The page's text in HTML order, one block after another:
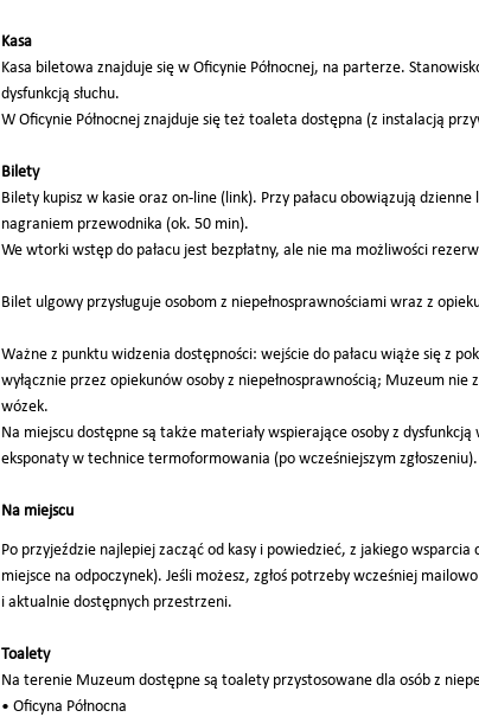
Kasa
Kasa biletowa znajduje się w Oficynie Północnej, na parterze.
dysfunkcją słuchu.
W Oficynie Północnej znajduje się też toaleta dostępna (z instalacją
Bilety
Bilety kupisz w kasie oraz on-line (link). Przy pałacu obowiązują
nagraniem przewodnika (ok. 50 min).
We wtorki wstęp do pałacu jest bezpłatny, ale nie ma możliwości
Bilet ulgowy przysługuje osobom z niepełnosprawnościami wraz z
Ważne z punktu widzenia dostępności: wejście do pałacu wiąże się z
wyłącznie przez opiekunów osoby z niepełnosprawnością; Muzeum
wózek.
Na miejscu dostępne są także materiały wspierające osoby z
eksponaty w technice termoformowania (po wcześniejszym zgłoszeniu).
Na miejscu
Po przyjeździe najlepiej zacząć od kasy i powiedzieć, z jakiego
miejsce na odpoczynek). Jeśli możesz, zgłoś potrzeby wcześniej
i aktualnie dostępnych przestrzeni.
Toalety
Na terenie Muzeum dostępne są toalety przystosowane dla osób z
• Oficyna Północna